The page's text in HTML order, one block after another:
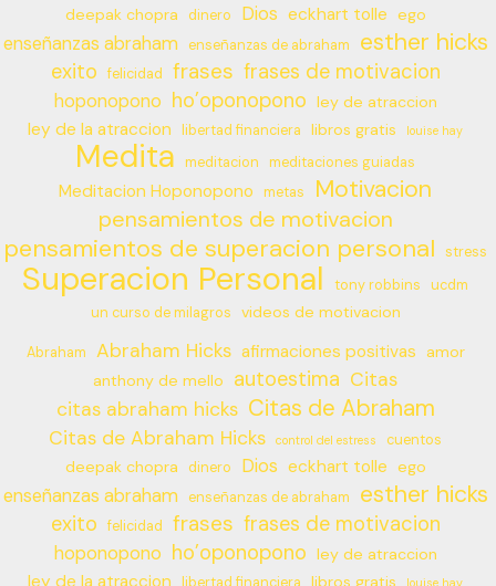
deepak chopra dinero Dios eckhart tolle ego
enseñanzas abraham enseñanzas de abraham esther hicks
exito felicidad frases frases de motivacion
hoponopono ho’oponopono ley de atraccion
ley de la atraccion libertad financiera libros gratis louise hay
Medita meditacion meditaciones guiadas
Meditacion Hoponopono metas Motivacion
pensamientos de motivacion
pensamientos de superacion personal stress
Superacion Personal tony robbins
ucdm
un curso de milagros
videos de motivacion
Abraham Abraham Hicks afirmaciones positivas
amor
anthony de mello
autoestima Citas
citas abraham hicks Citas de Abraham
Citas de Abraham Hicks control del estress cuentos
deepak chopra dinero Dios eckhart tolle ego
enseñanzas abraham enseñanzas de abraham esther hicks
exito felicidad frases frases de motivacion
hoponopono ho’oponopono ley de atraccion
ley de la atraccion libertad financiera libros gratis louise hay